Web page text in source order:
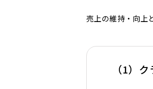
売上の維持・向上
（1）